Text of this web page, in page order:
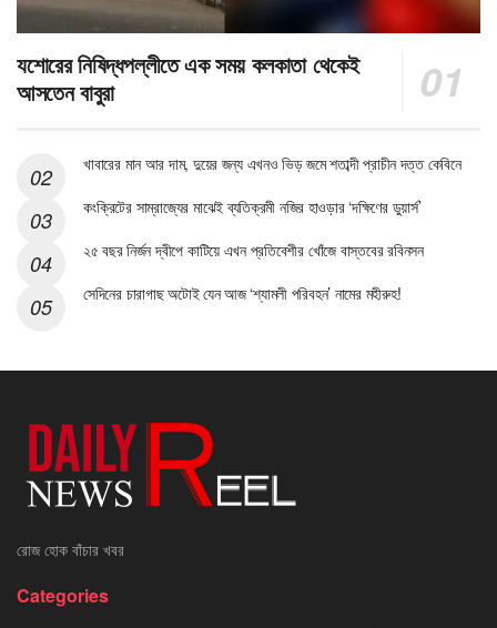
যশোরের নিষিদ্ধপল্লীতে এক সময় কলকাতা থেকেই
আসতেন বাবুরা
খাবারের মান আর দাম, দুয়ের জন্য এখনও ভিড় জমে শতাব্দী প্রাচীন দত্ত কেবিনে
কংক্রিটের সাম্রাজ্যের মাঝেই ব্যতিক্রমী নজির হাওড়ার ‘দক্ষিণের ডুয়ার্স’
২৫ বছর নির্জন দ্বীপে কাটিয়ে এখন প্রতিবেশীর খোঁজে বাস্তবের রবিনসন
সেদিনের চারাগাছ অটোই যেন আজ ‘শ্যামলী পরিবহন’ নামের মহীরুহ!
রোজ হোক বাঁচার খবর
Categories